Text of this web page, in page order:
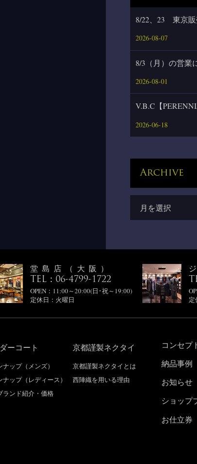
8/22、23 東京
2026-08-07
8/3（月）の営業
2026-08-01
V.B.C【
2026-06-18
Archive
堂島店（大阪）
TEL：06-4799-1722
OPEN：11:00～20:00(日･祝～19:00)
定休日：火曜日
定
ーコート
ナップ（メンズ）
ナップ（レディース）
ランド紹介・価格
京都謹製ネクタイ
京都謹製ネクタイとは
西陣織を用いる理由
コンセプ
納品事例
お知らせ
ショップ
お仕立券